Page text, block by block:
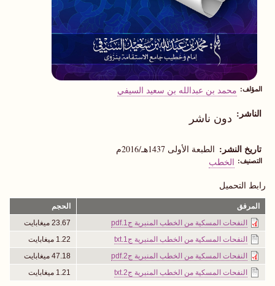
المؤلف محمد بن عبدالله بن سعيد السيفي
الناشر دون ناشر
تاريخ النشر الطبعة الأولى 1437هـ/2016م
التصنيف الخطب
رابط التحميل
المرفق
الحجم
النفحات المسكية من الخطب المنبرية ج1.pdf
23.67 ميغابايت
النفحات المسكية من الخطب المنبرية ج1.txt
1.22 ميغابايت
النفحات المسكية من الخطب المنبرية ج2.pdf
47.18 ميغابايت
النفحات المسكية من الخطب المنبرية ج2.txt
1.21 ميغابايت